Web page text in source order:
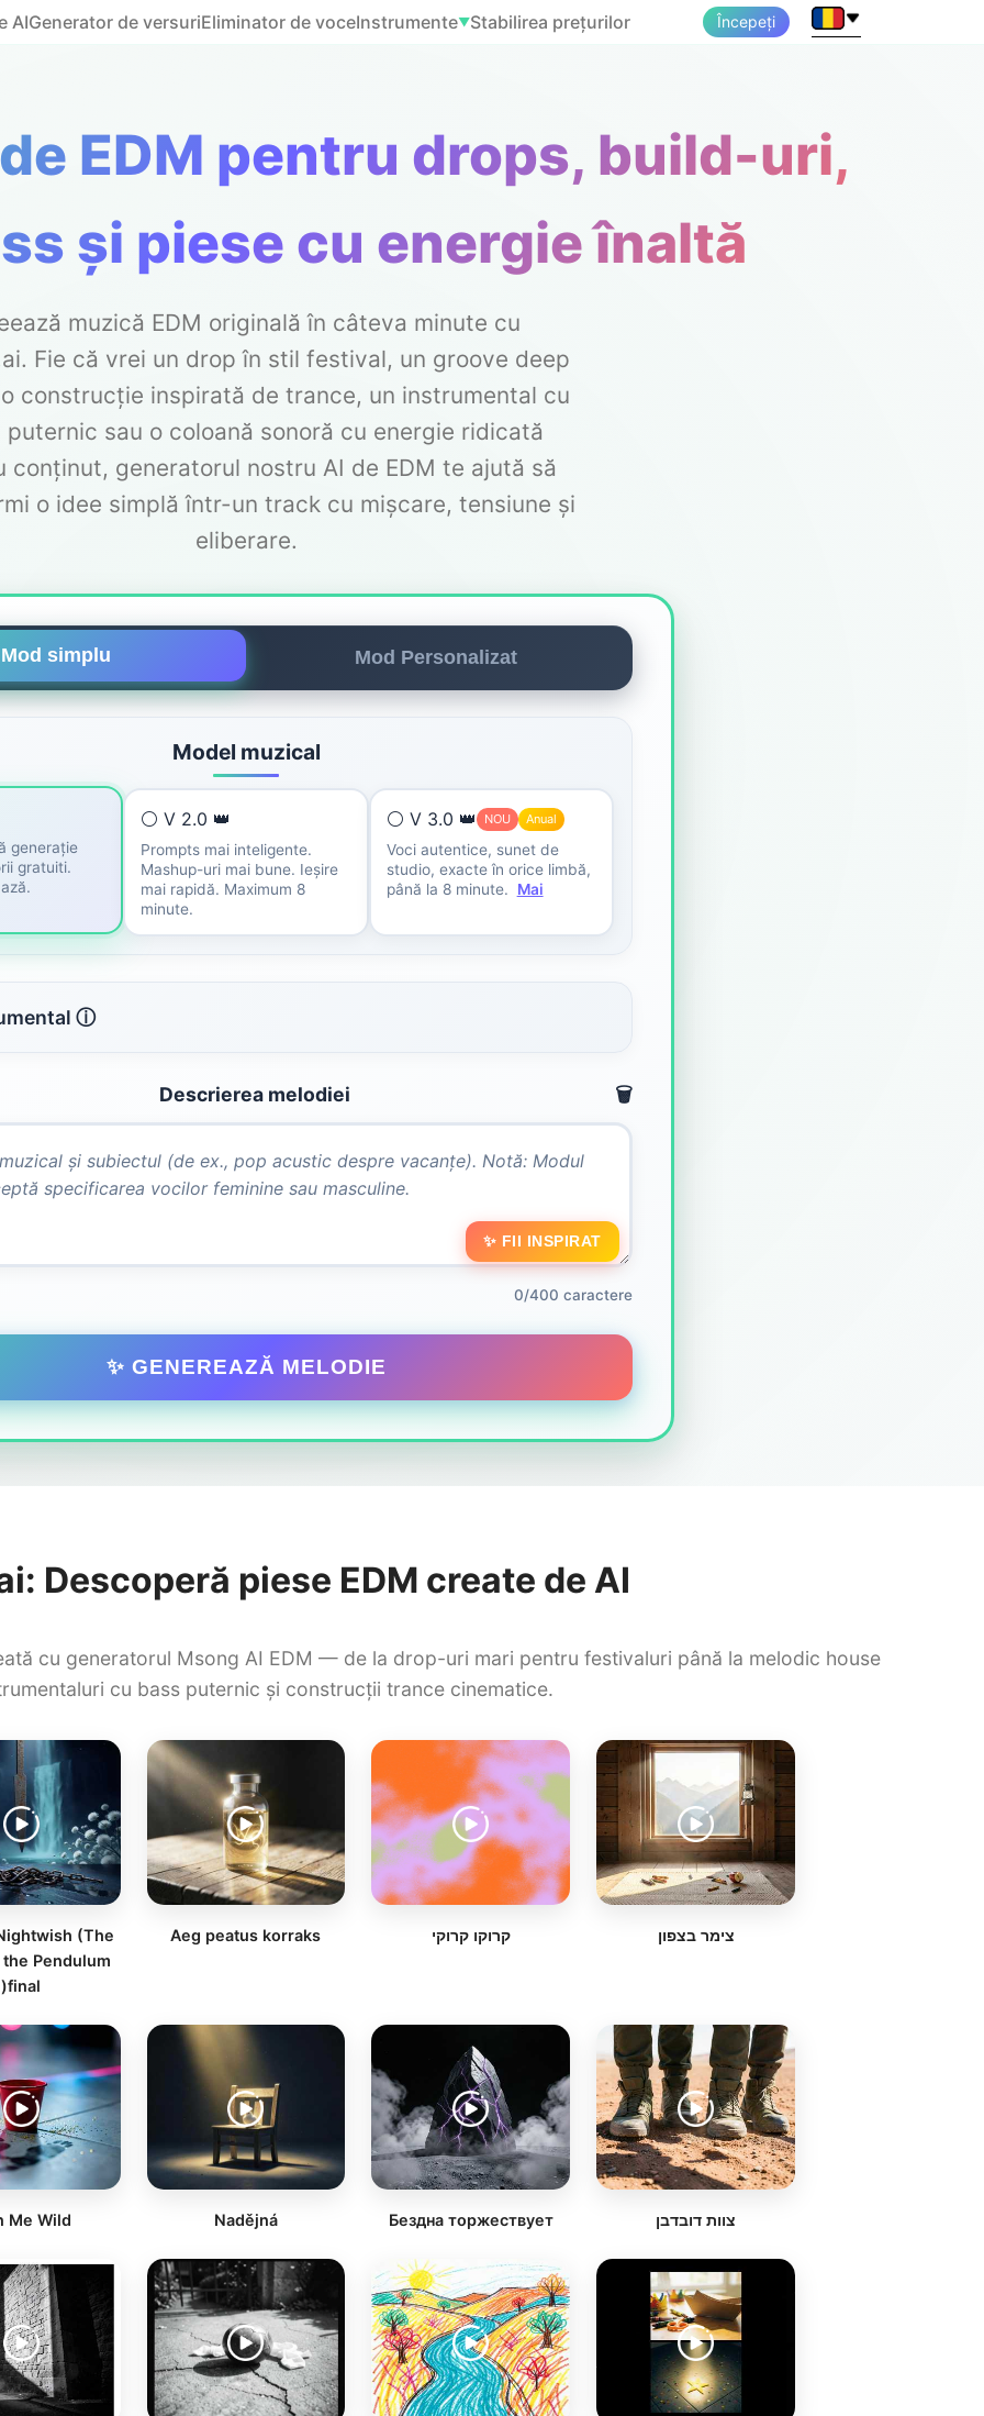
AIGenerator de versuriEliminator de voceInstrumente▼Stabilirea prețurilor Începeți
EDM pentru drops, build-uri,
și piese cu energie înaltă
muzică EDM originală în câteva minute cu
Fie că vrei un drop în stil festival, un groove deep
construcție inspirată de trance, un instrumental cu
puternic sau o coloană sonoră cu energie ridicată
conținut, generatorul nostru AI de EDM te ajută să
o idee simplă într-un track cu mișcare, tensiune și
eliberare.
Mod simplu Mod Personalizat
Model muzical
generație
gratuiti.
⚪ V 2.0 👑
Prompts mai inteligente.
Mashup-uri mai bune. Ieșire
mai rapidă. Maximum 8
minute.
⚪ V 3.0 👑 NOU Anual
Voci autentice, sunet de
studio, exacte în orice limbă,
până la 8 minute.
Mai
ⓘ
Descrierea melodiei 🗑️
✨ FII INSPIRAT
0/400 caractere
✨ GENEREAZĂ MELODIE
Descoperă piese EDM create de AI
cu generatorul Msong AI EDM — de la drop-uri mari pentru festivaluri până la melodic house
cu bass puternic și construcții trance cinematice.
(The
Pendulum
)final
Aeg peatus korraks קרוקו קרוקי צימר בצפון
Me Wild Nadějná Бездна торжествует צוות דובדבן